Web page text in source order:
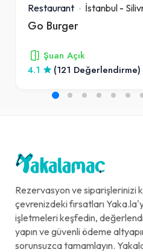
Restaurant İstanbul -
Go Burger
Şuan Açık
4.1
(121 Değerlendirme)
Rezervasyon ve siparişlerinizi
çevrenizdeki fırsatları
işletmeleri keşfedin,
yapın ve güvenli ödeme
sorunsuzca tamamlayın.